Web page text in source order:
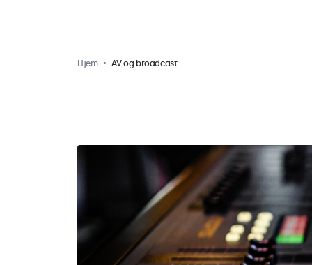
Hjem AV og broadcast